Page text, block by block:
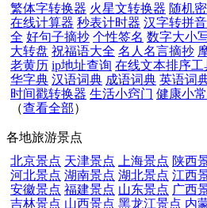
繁体字转换器 火星文转换器 随机
在线计算器 秒表计时器 汉字转拼音
全 好句子摘抄 个性签名 数字大小
大转盘 祝福语大全 名人名言摘抄
老黄历 ip地址查询 在线文本排序工
华字典 汉语词典 成语词典 英语词
时间戳转换器 生活小窍门 健康小
（查看全部）
各地旅游景点
北京景点 天津景点 上海景点 陕西
河北景点 湖南景点 湖北景点 江西
安徽景点 福建景点 山东景点 广西
吉林景点 山西景点 黑龙江景点 内